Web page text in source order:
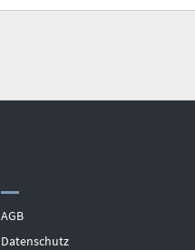
AGB
Datenschutz